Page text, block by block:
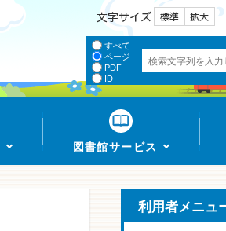
文字サイズ
すべて
ページ
PDF
ID
図書館サービス
利用者メニュ